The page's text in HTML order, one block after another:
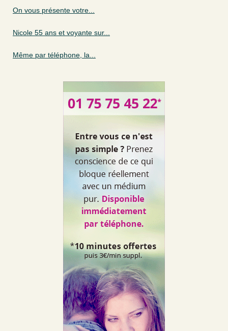
On vous présente votre...
Nicole 55 ans et voyante sur...
Même par téléphone, la...